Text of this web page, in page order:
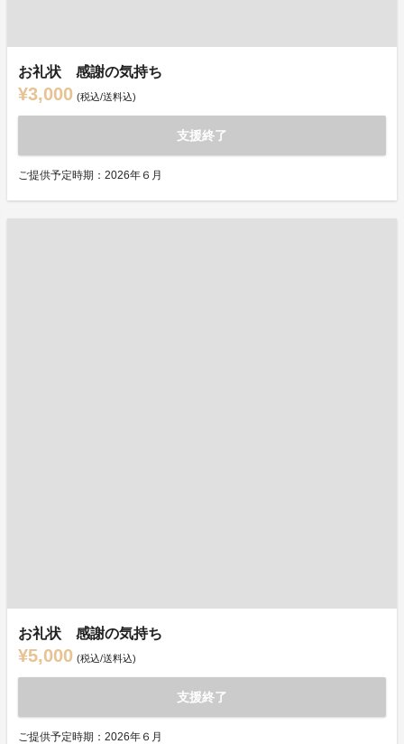
お礼状 感謝の気持ち
¥3,000 (税込/送料込)
支援終了
ご提供予定時期：2026年６月
お礼状 感謝の気持ち
¥5,000 (税込/送料込)
支援終了
ご提供予定時期：2026年６月